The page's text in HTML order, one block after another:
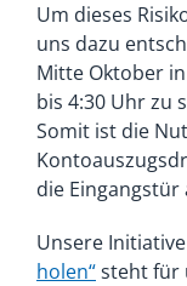
Um dieses
uns dazu
Mitte Oktober
bis 4:30 Uhr zu
Somit ist die
die
Unsere Initiative
holen“steht für